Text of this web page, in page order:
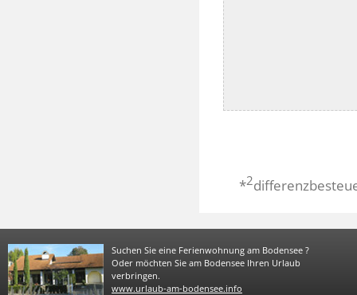
*2
Suchen Sie eine Ferienwohnung am Bodensee ?
Oder möchten Sie am Bodensee Ihren Urlaub
verbringen.
www.urlaub-am-bodensee.info